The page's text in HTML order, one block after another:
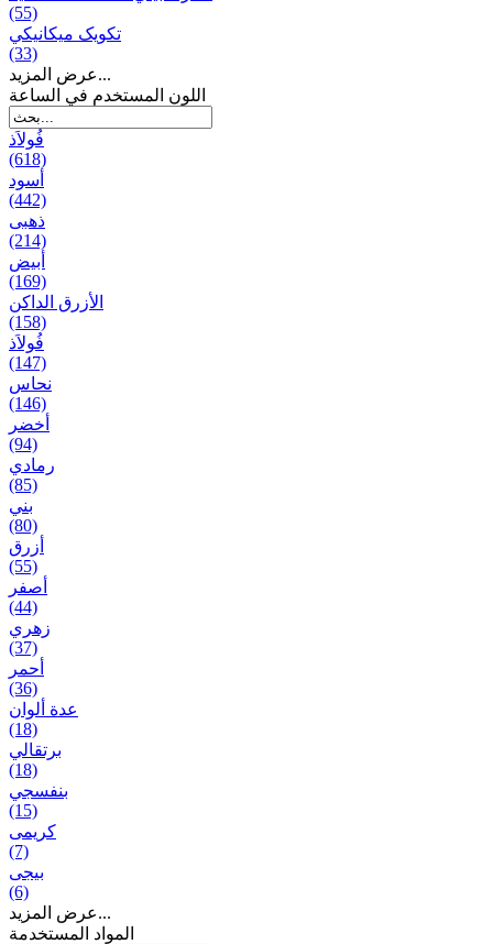
(55)
تکویک ميكانيكي
(33)
عرض المزيد...
اللون المستخدم في الساعة
فُولاَذ
(618)
أسود
(442)
ذهبی
(214)
أبيض
(169)
الأزرق الداكن
(158)
فُولاَذ
(147)
نحاس
(146)
أخضر
(94)
رمادي
(85)
بني
(80)
أزرق
(55)
أصفر
(44)
زهري
(37)
أحمر
(36)
عدة ألوان
(18)
برتقالي
(18)
بنفسجي
(15)
کریمی
(7)
بيجی
(6)
عرض المزيد...
المواد المستخدمة